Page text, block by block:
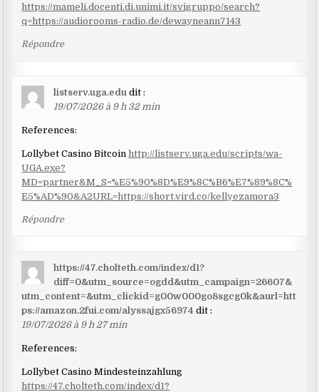
https://mameli.docenti.di.unimi.it/svigruppo/search?
q=https://audiorooms-radio.de/dewayneann7143
Répondre
listserv.uga.edu dit :
19/07/2026 à 9 h 32 min
References:
Lollybet Casino Bitcoinhttp://listserv.uga.edu/scripts/wa-
UGA.exe?
MD=partner&M_S=%E5%90%8D%E9%8C%B6%E7%89%8C%
E5%AD%90&A2URL=https://short.vird.co/kellyezamora3
Répondre
https://47.cholteth.com/index/d1?
diff=0&utm_source=ogdd&utm_campaign=26607&
utm_content=&utm_clickid=g00w000go8sgcg0k&aurl=htt
ps://amazon.2fui.com/alyssajgx56974 dit :
19/07/2026 à 9 h 27 min
References:
Lollybet Casino Mindesteinzahlung
https://47.cholteth.com/index/d1?